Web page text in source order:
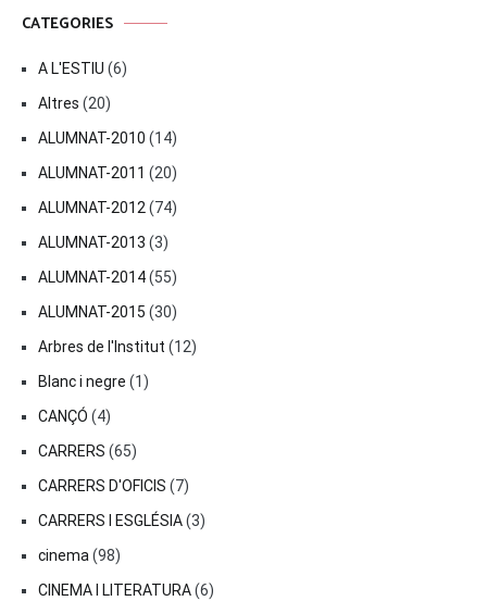
CATEGORIES
A L'ESTIU (6)
Altres (20)
ALUMNAT-2010 (14)
ALUMNAT-2011 (20)
ALUMNAT-2012 (74)
ALUMNAT-2013 (3)
ALUMNAT-2014(55)
ALUMNAT-2015 (30)
Arbres de l'Institut (12)
Blanc i negre (1)
CANÇÓ (4)
CARRERS (65)
CARRERS D'OFICIS (7)
CARRERS I ESGLÉSIA(3)
cinema (98)
CINEMA I LITERATURA(6)